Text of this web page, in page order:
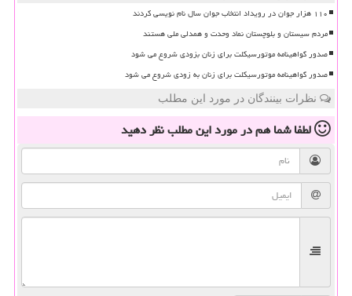
۱۱۰ هزار جوان در رویداد انتخاب جوان سال نام نویسی کردند
مردم سیستان و بلوچستان نماد وحدت و همدلی ملی هستند
صدور گواهینامه موتورسیکلت برای زنان بزودی شروع می شود
صدور گواهینامه موتورسیکلت برای زنان به زودی شروع می شود
نظرات بینندگان در مورد این مطلب
لطفا شما همدر مورد این مطلبنظر دهید